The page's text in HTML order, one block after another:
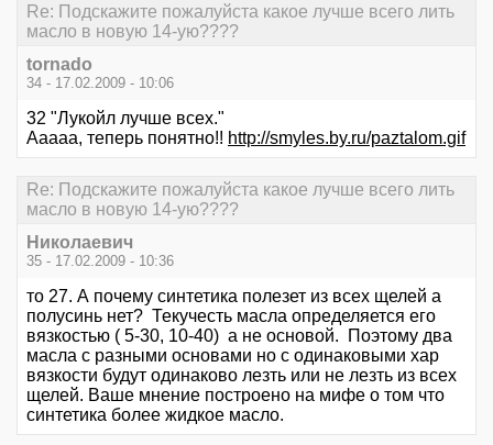
Re: Подскажите пожалуйста какое лучше всего лить
масло в новую 14-ую????
tornado
34 - 17.02.2009 - 10:06
32 "Лукойл лучше всех."
Ааааа, теперь понятно!! http://smyles.by.ru/paztalom.gif
Re: Подскажите пожалуйста какое лучше всего лить
масло в новую 14-ую????
Николаевич
35 - 17.02.2009 - 10:36
то 27. А почему синтетика полезет из всех щелей а
полусинь нет? Текучесть масла определяется его
вязкостью ( 5-30, 10-40) а не основой. Поэтому два
масла с разными основами но с одинаковыми хар
вязкости будут одинаково лезть или не лезть из всех
щелей. Ваше мнение построено на мифе о том что
синтетика более жидкое масло.